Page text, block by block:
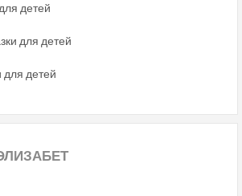
детей
для детей
для детей